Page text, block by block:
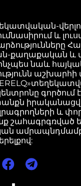
և
քաղաքական և
նաև
գործում
և
շահագրգռված